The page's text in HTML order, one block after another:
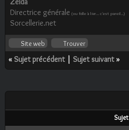
Directrice générale (ou folle à lier... c'est pareil...)
Sorcellerie.net
Site web Trouver
« Sujet précédent| Sujet suivant»
Sujet